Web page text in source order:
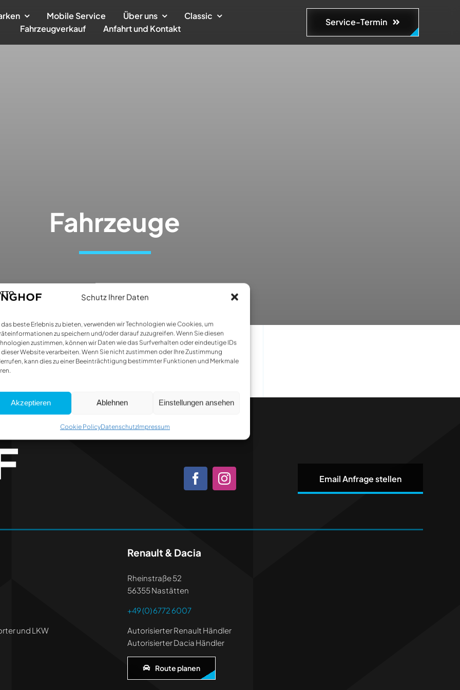
Schutz Ihrer Daten
das beste Erlebnis zu bieten, verwenden wir Technologien wie Cookies, um
zu speichern und/oder darauf zuzugreifen. Wenn Sie diesen
zustimmen, können wir Daten wie das Surfverhalten oder eindeutige IDs
Website verarbeiten. Wenn Sie nicht zustimmen oder Ihre Zustimmung
kann dies zu einer Beeinträchtigung bestimmter Funktionen und Merkmale
Akzeptieren Ablehnen Einstellungen ansehen
Cookie PolicyDatenschutzImpressum
Mobile Service Über uns
Classic
Fahrzeugverkauf
Anfahrt und Kontakt
Service-Termin
Fahrzeuge
Email Anfrage stellen
und LKW
Renault & Dacia
Rheinstraße 52
56355 Nastätten
+49 (0) 6772 6007
Autorisierter Renault Händler
Autorisierter Dacia Händler
Route planen